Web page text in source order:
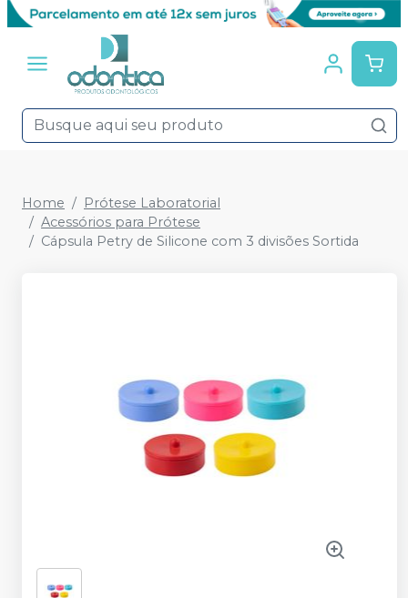
Home
Prótese Laboratorial
Acessórios para Prótese
Cápsula Petry de Silicone com 3 divisões Sortida